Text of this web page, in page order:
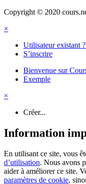
Copyright © 2020
×
Utilisateur existant
S’inscrire
Bienvenue sur
Exemple
×
Créer...
Information
En utilisant ce site, vous
d’utilisation. Nous avons
aider à améliorer ce site.
paramètres de cookie,